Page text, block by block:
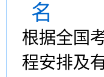
名
根据全国
程安排及